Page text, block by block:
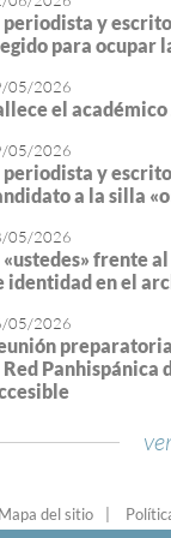
periodista y
para ocupar
05/2026
el
05/2026
periodista y
a la silla
05/2026
«ustedes» frente
identidad en el
05/2026
Red Panhispánica
Mapa del sitio